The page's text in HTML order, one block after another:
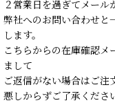
２営業日を過ぎてメール
弊社へのお問い合わせと
します。
こちらからの在庫確認
まして
ご返信がない場合はご注
悪しからずご了承くださ